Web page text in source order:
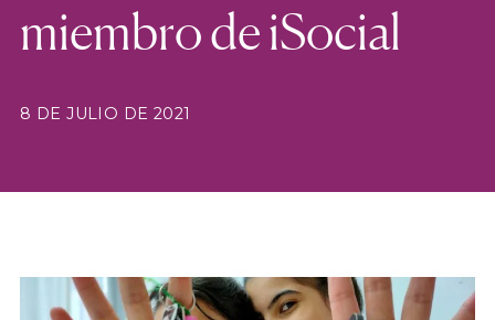
miembro de iSocial
8 DE JULIO DE 2021